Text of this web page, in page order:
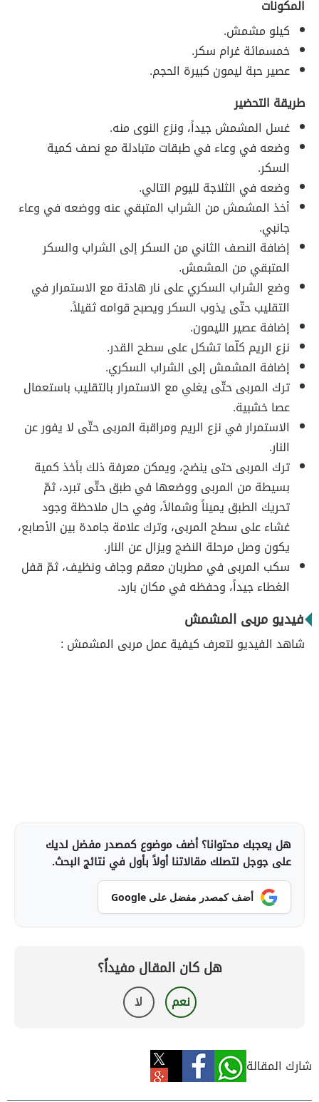
المكونات
كيلو مشمش.
خمسمائة غرام سكر.
عصير حبة ليمون كبيرة الحجم.
طريقة التحضير
غسل المشمش جيداً، ونزع النوى منه.
وضعه في وعاء في طبقات متبادلة مع نصف كمية
السكر.
وضعه في الثلاجة لليوم التالي.
أخذ المشمش من الشراب المتبقي عنه ووضعه في وعاء
جانبي.
إضافة النصف الثاني من السكر إلى الشراب والسكر
المتبقي من المشمش.
وضع الشراب السكري على نار هادئة مع الاستمرار في
التقليب حتّى يذوب السكر ويصبح قوامه ثقيلاً.
إضافة عصير الليمون.
نزع الريم كلّما تشكل على سطح القدر.
إضافة المشمش إلى الشراب السكري.
ترك المربى حتّى يغلي مع الاستمرار بالتقليب باستعمال
عصا خشبية.
الاستمرار في نزع الريم ومراقبة المربى حتّى لا يفور عن
النار.
ترك المربى حتى ينضج، ويمكن معرفة ذلك بأخذ كمية
بسيطة من المربى ووضعها في طبق حتّى تبرد، ثمّ
تحريك الطبق يميناً وشمالاً، وفي حال ملاحظة وجود
غشاء على سطح المربى، وترك علامة جامدة بين الأصابع،
يكون وصل مرحلة النضج ويزال عن النار.
سكب المربى في مطربان معقم وجاف ونظيف، ثمّ قفل
الغطاء جيداً، وحفظه في مكان بارد.
فيديو مربى المشمش
شاهد الفيديو لتعرف كيفية عمل مربى المشمش :
هل يعجبك محتوانا؟ أضف موضوع كمصدر مفضل لديك
على جوجل لتصلك مقالاتنا أولاً بأول في نتائج البحث.
أضف كمصدر مفضل على Google
هل كان المقال مفيداً؟
نعم لا
شارك المقالة